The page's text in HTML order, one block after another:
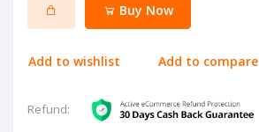
Buy Now
Add to wishlist Add to compare
Refund: